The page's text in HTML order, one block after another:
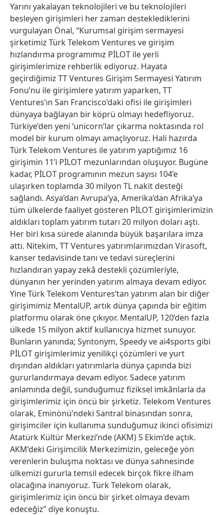
Yarını yakalayan teknolojileri ve bu teknolojileri
besleyen girişimleri her zaman desteklediklerini
vurgulayan Önal, “Kurumsal girişim sermayesi
şirketimiz Türk Telekom Ventures ve girişim
hızlandırma programımız PİLOT ile yerli
girişimlerimize rehberlik ediyoruz. Hayata
geçirdiğimiz TT Ventures Girişim Sermayesi Yatırım
Fonu’nu ile girişimlere yatırım yaparken, TT
Ventures’ın San Francisco’daki ofisi ile girişimleri
dünyaya bağlayan bir köprü olmayı hedefliyoruz.
Türkiye’den yeni ‘unicorn’lar çıkarma noktasında rol
model bir kurum olmayı amaçlıyoruz. Hali hazırda
Türk Telekom Ventures ile yatırım yaptığımız 16
girişimin 11’i PİLOT mezunlarından oluşuyor. Bugüne
kadar, PİLOT programının mezun sayısı 104’e
ulaşırken toplamda 30 milyon TL nakit desteği
sağlandı. Asya’dan Avrupa’ya, Amerika’dan Afrika’ya
tüm ülkelerde faaliyet gösteren PİLOT girişimlerimizin
aldıkları toplam yatırım tutarı 20 milyon doları aştı.
Her biri kısa sürede alanında büyük başarılara imza
attı. Nitekim, TT Ventures yatırımlarımızdan Virasoft,
kanser tedavisinde tanı ve tedavi süreçlerini
hızlandıran yapay zekâ destekli çözümleriyle,
dünyanın her yerinden yatırım almaya devam ediyor.
Yine Türk Telekom Ventures’tan yatırım alan bir diğer
girişimimiz MentalUP, artık dünya çapında bir eğitim
platformu olarak öne çıkıyor. MentalUP, 120’den fazla
ülkede 15 milyon aktif kullanıcıya hizmet sunuyor.
Bunların yanında; Syntonym, Speedy ve ai4sports gibi
PİLOT girişimlerimiz yenilikçi çözümleri ve yurt
dışından aldıkları yatırımlarla dünya çapında bizi
gururlandırmaya devam ediyor. Sadece yatırım
anlamında değil, sunduğumuz fiziksel imkânlarla da
girişimlerimiz için öncü bir şirketiz. Telekom Ventures
olarak, Eminönü’ndeki Santral binasından sonra,
girişimciler için kullanıma sunduğumuz ikinci ofisimizi
Atatürk Kültür Merkezi’nde (AKM) 5 Ekim’de açtık.
AKM’deki Girişimcilik Merkezimizin, geleceğe yön
verenlerin buluşma noktası ve dünya sahnesinde
ülkemizi gururla temsil edecek birçok fikre ilham
olacağına inanıyoruz. Türk Telekom olarak,
girişimlerimiz için öncü bir şirket olmaya devam
edeceğiz” diye konuştu.